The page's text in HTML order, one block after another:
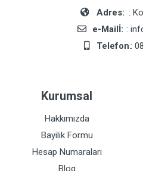
Adres: :
e-Mailİ: :
Telefon.
:
Kurumsal
Hakkımızda
Bayilik Formu
Hesap Numaraları
Blog